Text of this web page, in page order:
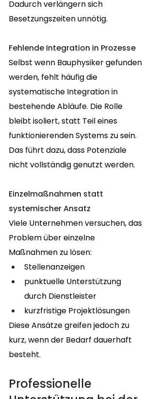
Dadurch verlängern sich
Besetzungszeiten unnötig.
Fehlende Integration in Prozesse
Selbst wenn Bauphysiker gefunden
werden, fehlt häufig die
systematische Integration in
bestehende Abläufe. Die Rolle
bleibt isoliert, statt Teil eines
funktionierenden Systems zu sein.
Das führt dazu, dass Potenziale
nicht vollständig genutzt werden.
Einzelmaßnahmen statt
systemischer Ansatz
Viele Unternehmen versuchen, das
Problem über einzelne
Maßnahmen zu lösen:
Stellenanzeigen
punktuelle Unterstützung
durch Dienstleister
kurzfristige Projektlösungen
Diese Ansätze greifen jedoch zu
kurz, wenn der Bedarf dauerhaft
besteht.
Professionelle